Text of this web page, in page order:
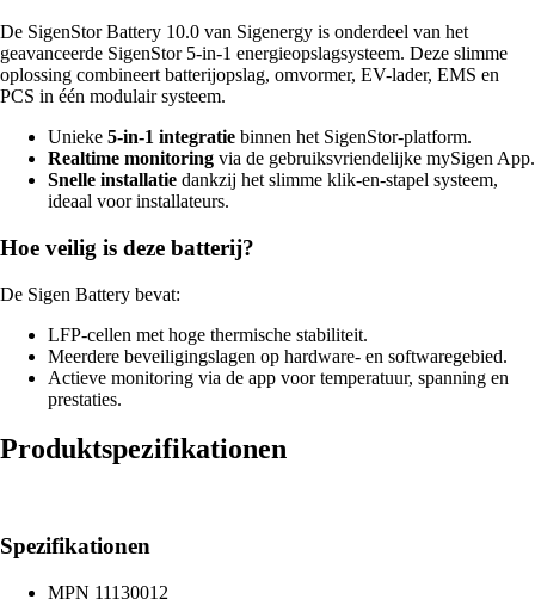
De SigenStor Battery 10.0 van Sigenergy is onderdeel van het
geavanceerde SigenStor 5-in-1 energieopslagsysteem. Deze slimme
oplossing combineert batterijopslag, omvormer, EV-lader, EMS en
PCS in één modulair systeem.
Unieke 5-in-1 integratie binnen het SigenStor-platform.
Realtime monitoring via de gebruiksvriendelijke mySigen App.
Snelle installatie dankzij het slimme klik-en-stapel systeem,
ideaal voor installateurs.
Hoe veilig is deze batterij?
De Sigen Battery bevat:
LFP-cellen met hoge thermische stabiliteit.
Meerdere beveiligingslagen op hardware- en softwaregebied.
Actieve monitoring via de app voor temperatuur, spanning en
prestaties.
Produktspezifikationen
Spezifikationen
MPN 11130012